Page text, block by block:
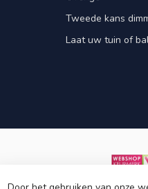
Tweede kans
Laat uw tuin of